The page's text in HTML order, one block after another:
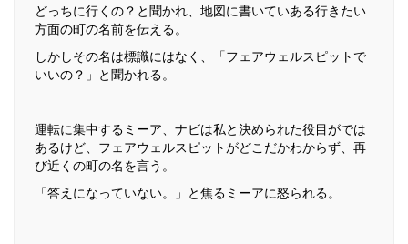
どっちに行くの？と聞かれ、地図に書いていある行きたい
方面の町の名前を伝える。
しかしその名は標識にはなく、「フェアウェルスピットで
いいの？」と聞かれる。
運転に集中するミーア、ナビは私と決められた役目がでは
あるけど、フェアウェルスピットがどこだかわからず、再
び近くの町の名を言う。
「答えになっていない。」と焦るミーアに怒られる。